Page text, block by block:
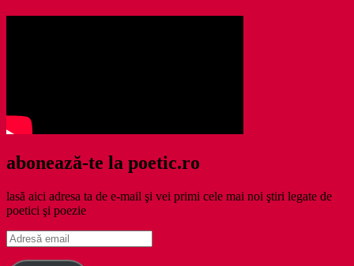
abonează-te la poetic.ro
lasă aici adresa ta de e-mail şi vei primi cele mai noi ştiri legate de
poetici şi poezie
Adresă
email